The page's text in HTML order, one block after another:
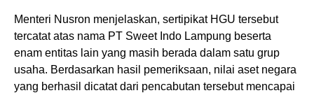
Menteri Nusron menjelaskan, sertipikat HGU tersebut
tercatat atas nama PT Sweet Indo Lampung beserta
enam entitas lain yang masih berada dalam satu grup
usaha. Berdasarkan hasil pemeriksaan, nilai aset negara
yang berhasil dicatat dari pencabutan tersebut mencapai